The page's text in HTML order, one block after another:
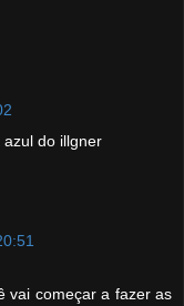
do illgner
vai começar a fazer as